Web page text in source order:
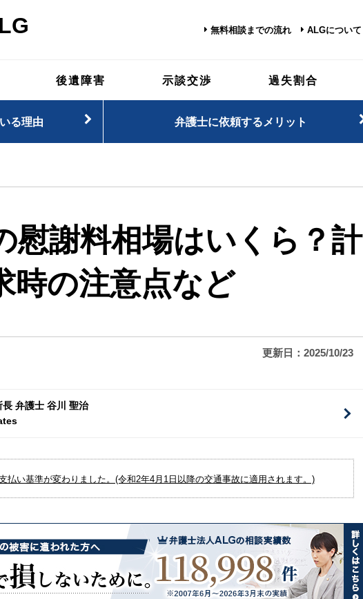
無料相談までの流れ ALGについて
後遺障害 示談交渉 過失割合
る理由 弁護士に依頼するメリット
慰謝料相場はいくら？計
時の注意点など
更新日：2025/10/23
弁護士 谷川 聖治
払い基準が変わりました。(令和2年4月1日以降の交通事故に適用されます。)